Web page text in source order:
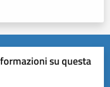
su questa